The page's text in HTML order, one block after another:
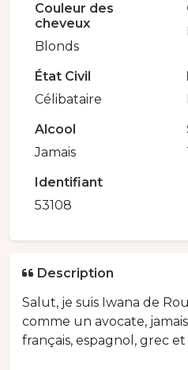
Couleur des
cheveux
Blonds
État Civil
Célibataire
Alcool
Jamais
Identifiant
53108
Description
Salut, je suis Iwana de
comme un avocate,
français, espagnol, grec